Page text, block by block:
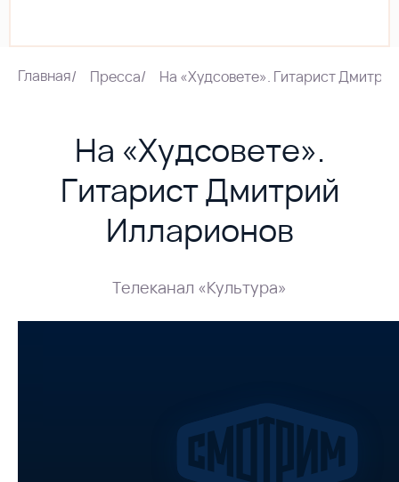
Главная/ Пресса/ На «Худсовете». Гитарист
На «Худсовете».
Гитарист Дмитрий
Илларионов
Телеканал «Культура»